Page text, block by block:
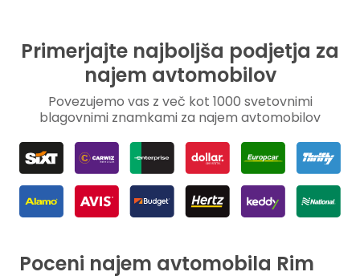
Primerjajte najboljša podjetja za
najem avtomobilov
Povezujemo vas z več kot 1000 svetovnimi
blagovnimi znamkami za najem avtomobilov
Poceni najem avtomobila Rim